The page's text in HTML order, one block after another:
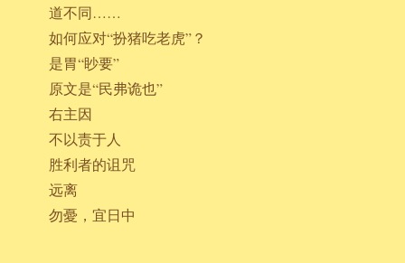
道不同……
如何应对“扮猪吃老虎”？
是胃“眇要”
原文是“民弗诡也”
右主因
不以责于人
胜利者的诅咒
远离
勿憂，宜日中